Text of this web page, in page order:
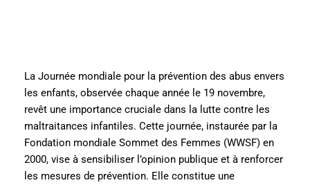
La Journée mondiale pour la prévention des abus envers
les enfants, observée chaque année le 19 novembre,
revêt une importance cruciale dans la lutte contre les
maltraitances infantiles. Cette journée, instaurée par la
Fondation mondiale Sommet des Femmes (WWSF) en
2000, vise à sensibiliser l’opinion publique et à renforcer
les mesures de prévention. Elle constitue une